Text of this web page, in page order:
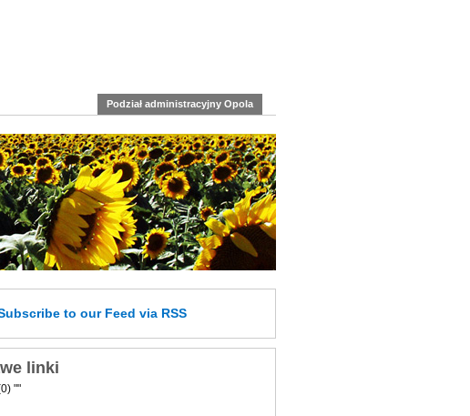
Podział administracyjny Opola
to our Feed via RSS
linki
""